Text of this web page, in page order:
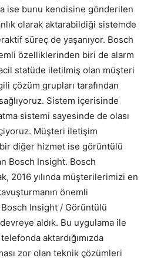
ise bunu kendisine gönderilen
olarak aktarabildiği sistemde
süreç de yaşanıyor. Bosch
özelliklerinden biri de alarm
statüde iletilmiş olan müşteri
çözüm grupları tarafından
Sistem içerisinde
sistemi sayesinde de olası
Müşteri iletişim
diğer hizmet ise görüntülü
Bosch Insight. Bosch
2016 yılında müşterilerimizi en
önemli
Insight / Görüntülü
aldık. Bu uygulama ile
aktardığımızda
zor olan teknik çözümleri